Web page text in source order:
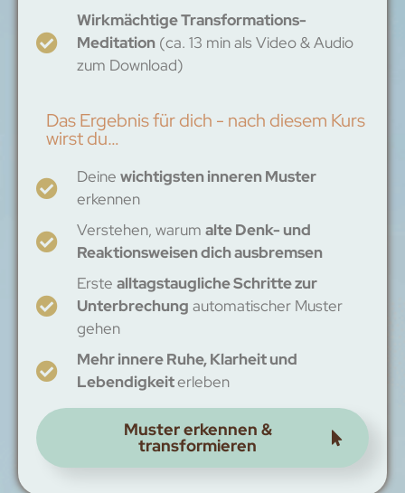
Wirkmächtige Transformations-
Meditation (ca. 13 min als Video & Audio
zum Download)
Das Ergebnis für dich - nach diesem Kurs
wirst du…
Deine wichtigsten inneren Muster
erkennen
Verstehen, warum alte Denk- und
Reaktionsweisen dich ausbremsen
Erste alltagstaugliche Schritte zur
Unterbrechung automatischer Muster
gehen
Mehr innere Ruhe, Klarheit und
Lebendigkeiterleben
Muster erkennen &
transformieren